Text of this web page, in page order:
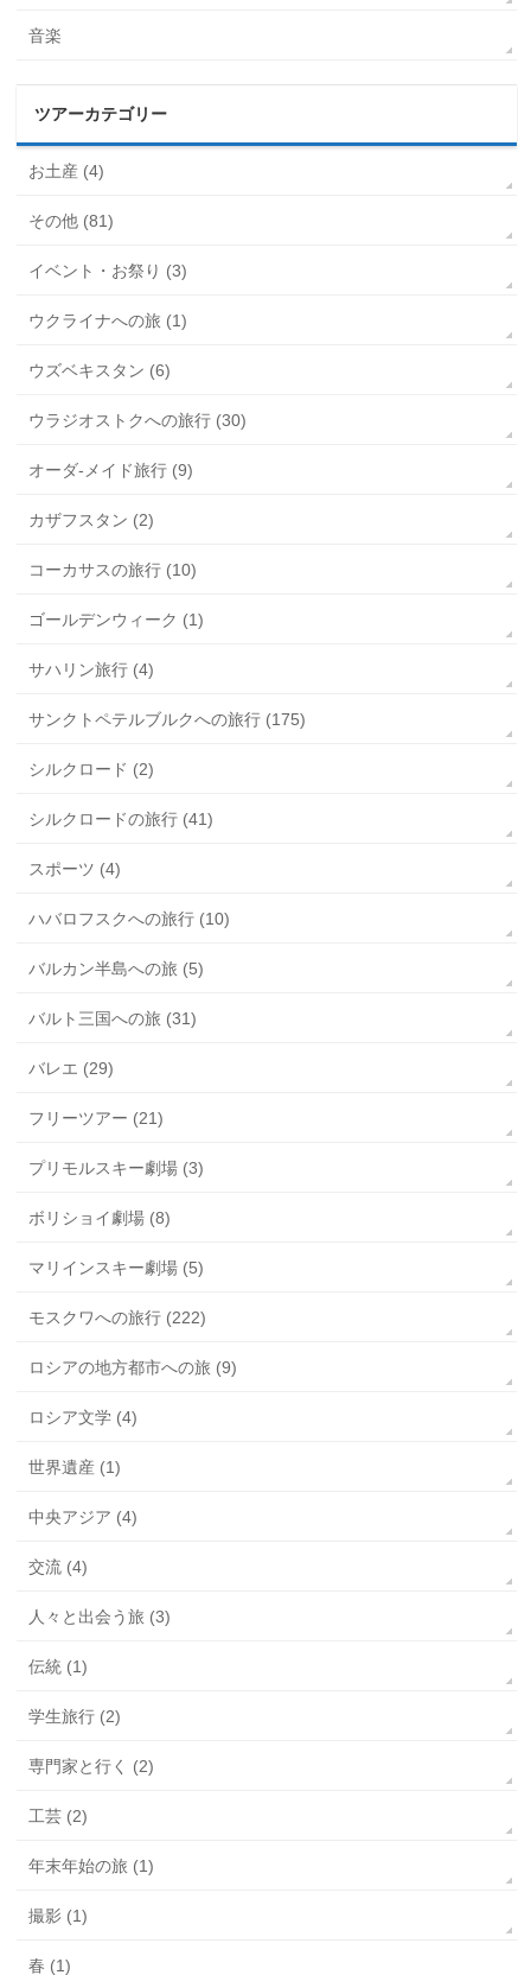
音楽
ツアーカテゴリー
お土産 (4)
その他 (81)
イベント・お祭り (3)
ウクライナへの旅 (1)
ウズベキスタン (6)
ウラジオストクへの旅行 (30)
オーダ-メイド旅行 (9)
カザフスタン (2)
コーカサスの旅行 (10)
ゴールデンウィーク (1)
サハリン旅行 (4)
サンクトペテルブルクへの旅行 (175)
シルクロード (2)
シルクロードの旅行 (41)
スポーツ (4)
ハバロフスクへの旅行 (10)
バルカン半島への旅 (5)
バルト三国への旅 (31)
バレエ (29)
フリーツアー (21)
プリモルスキー劇場 (3)
ボリショイ劇場 (8)
マリインスキー劇場 (5)
モスクワへの旅行 (222)
ロシアの地方都市への旅 (9)
ロシア文学 (4)
世界遺産 (1)
中央アジア (4)
交流 (4)
人々と出会う旅 (3)
伝統 (1)
学生旅行 (2)
専門家と行く (2)
工芸 (2)
年末年始の旅 (1)
撮影 (1)
春 (1)